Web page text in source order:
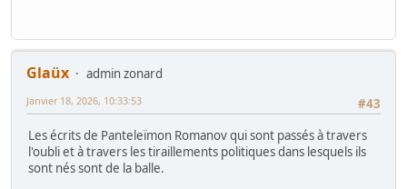
Glaüx
admin zonard
#43
Janvier 18, 2026, 10:33:53
Les écrits de Panteleïmon Romanov qui sont passés à travers
l'oubli et à travers les tiraillements politiques dans lesquels ils
sont nés sont de la balle.